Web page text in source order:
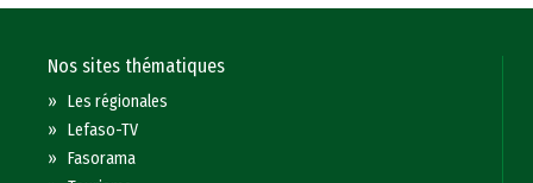
Nos sites thématiques
»Les régionales
»Lefaso-TV
»Fasorama